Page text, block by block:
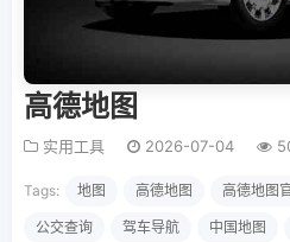
高德地图
实用工具 2026-07-04
Tags: 地图 高德地图 高德地图
公交查询 驾车导航 中国地图